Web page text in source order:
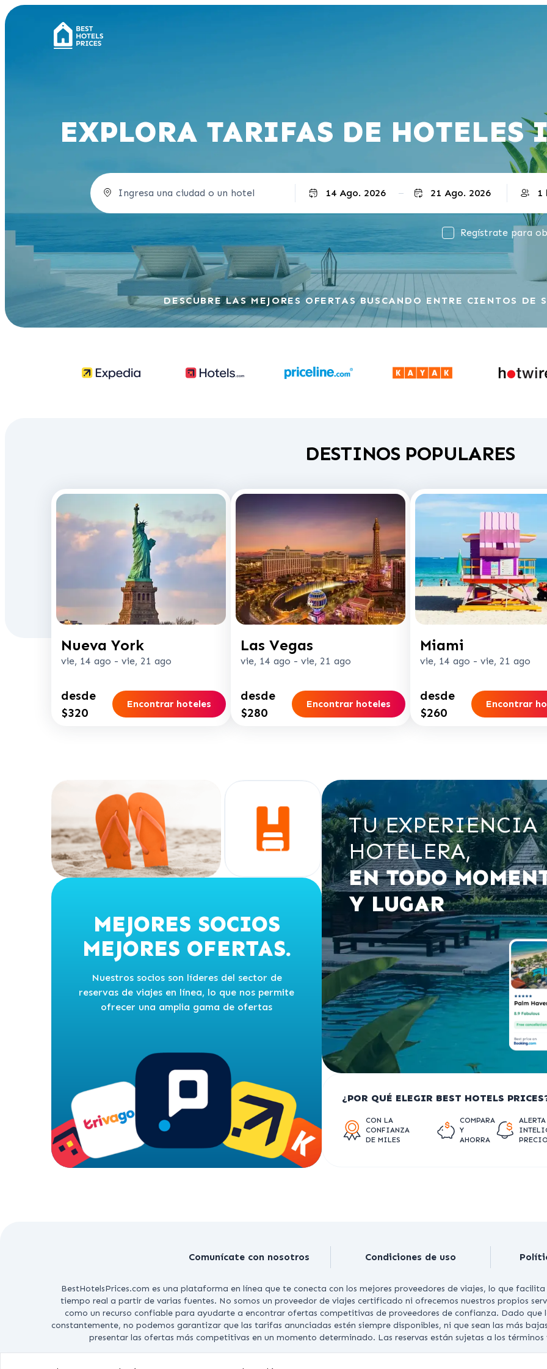
EXPLORA TARIFAS DE HOTELES
Regístrate para
DESCUBRE LAS MEJORES OFERTAS BUSCANDO ENTRE CIENTOS
DESTINOS POPULARES
Nueva York
vie, 14 ago - vie, 21 ago
desde
$320
Encontrar hoteles
Las Vegas
vie, 14 ago - vie, 21 ago
desde
$280
Encontrar hoteles
Miami
vie, 14 ago - vie, 21 ago
desde
$260
Encontrar
MEJORES SOCIOS
MEJORES OFERTAS.
Nuestros socios son líderes del sector de
reservas de viajes en línea, lo que nos permite
ofrecer una amplia gama de ofertas
TU EXPERIENCIA
HOTELERA,
EN TODO
Y LUGAR
¿POR QUÉ ELEGIR BEST HOTELS
CON LA
CONFIANZA
DE MILES
COMPARA
Y
AHORRA
ALERTA
Comunícate con nosotros Condiciones de uso
BestHotelsPrices.com es una plataforma en línea que te conecta con los mejores proveedores de viajes, lo que
tiempo real a partir de varias fuentes. No somos un proveedor de viajes certificado ni ofrecemos nuestros propios
como un recurso confiable para ayudarte a encontrar ofertas competitivas de proveedores de confianza. Dado que
constantemente, no podemos garantizar que las tarifas anunciadas estén siempre disponibles, ni que sean las más
presentar las ofertas más competitivas en un momento determinado. Las reservas están sujetas a los